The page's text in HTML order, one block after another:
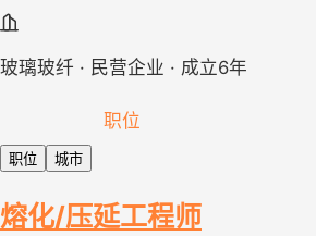
玻璃玻纤 · 民营企业 · 成立6年
职位
职位 城市
熔化/压延工程师